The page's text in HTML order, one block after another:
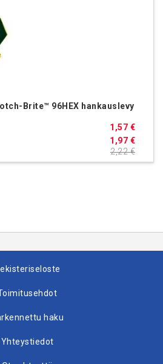
Brite™ 96HEX hankauslevy
1,97 €
1,57 €
2,22 €
haku
Yhteystiedot